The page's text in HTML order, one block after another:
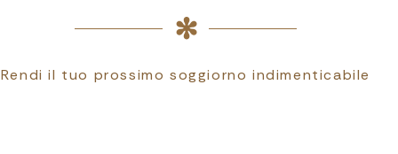
Rendi il tuo prossimo soggiorno indimenticabile